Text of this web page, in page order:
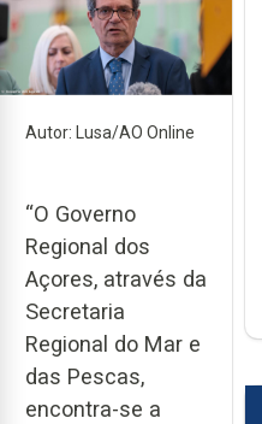
Autor: Lusa/AO Online
“O Governo
Regional dos
Açores, através da
Secretaria
Regional do Mar e
das Pescas,
encontra-se a